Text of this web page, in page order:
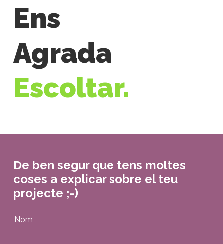
De ben segur que tens moltes
coses a explicar sobre el teu
projecte ;-)
Ens
Agrada
Escoltar.